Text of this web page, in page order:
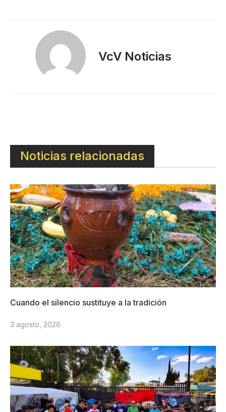
VcV Noticias
Noticias relacionadas
Cuando el silencio sustituye a la tradición
3 agosto, 2026